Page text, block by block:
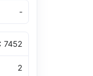
-
7452
2